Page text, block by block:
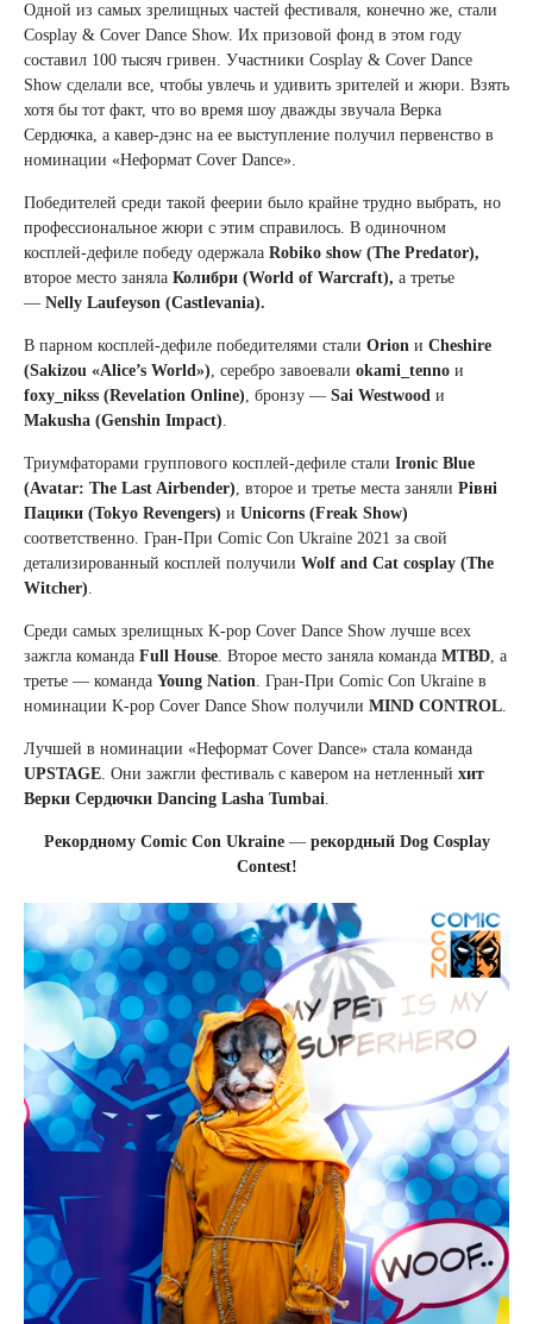
Одной из самых зрелищных частей фестиваля, конечно же, стали
Cosplay & Cover Dance Show. Их призовой фонд в этом году
составил 100 тысяч гривен. Участники Cosplay & Cover Dance
Show сделали все, чтобы увлечь и удивить зрителей и жюри. Взять
хотя бы тот факт, что во время шоу дважды звучала Верка
Сердючка, а кавер-дэнс на ее выступление получил первенство в
номинации «Неформат Cover Dance».
Победителей среди такой феерии было крайне трудно выбрать, но
профессиональное жюри с этим справилось. В одиночном
косплей-дефиле победу одержала Robiko show (The Predator),
второе место заняла Колибри (World of Warcraft), а третье
— Nelly Laufeyson (Castlevaniа).
В парном косплей-дефиле победителями стали Orion и Cheshire
(Sakizou «Alice’s World»), серебро завоевали okami_tenno и
foxy_nikss (Revelation Online), бронзу — Sai Westwood и
Makusha (Genshin Impact).
Триумфаторами группового косплей-дефиле стали Ironic Blue
(Avatar: The Last Airbender), второе и третье места заняли Рівні
Пацики (Tokyo Revengers) и Unicorns (Freak Show)
соответственно. Гран-При Comic Con Ukraine 2021 за свой
детализированный косплей получили Wolf and Cat cosplay (The
Witcher).
Среди самых зрелищных K-pop Cover Dance Show лучше всех
зажгла команда Full House. Второе место заняла команда MTBD, а
третье — команда Young Nation. Гран-При Comic Con Ukraine в
номинации K-pop Cover Dance Show получили MIND CONTROL.
Лучшей в номинации «Неформат Cover Dance» стала команда
UPSTAGE. Они зажгли фестиваль с кавером на нетленный хит
Верки Сердючки Dancing Lasha Tumbai.
Рекордному Comic Con Ukraine —рекордный Dog Cosplay
Contest!